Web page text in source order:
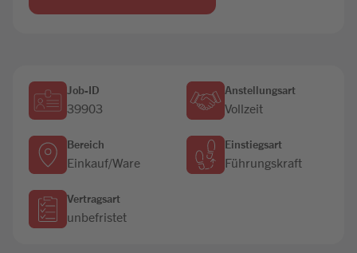
Job-ID
39903
Anstellungsart
Vollzeit
Bereich
Einkauf/Ware
Einstiegsart
Führungskraft
Vertragsart
unbefristet